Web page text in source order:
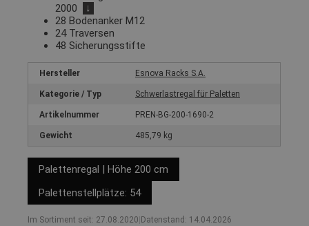
2000
↓
28 Bodenanker M12
24 Traversen
48 Sicherungsstifte
Hersteller Esnova Racks S.A.
Kategorie / Typ Schwerlastregal für Paletten
Artikelnummer PREN-BG-200-1690-2
Gewicht 485,79 kg
Palettenregal | Höhe 200 cm
Palettenstellplätze: 54
Im Sortiment seit: 27.08.2020 Datenstand: 14.04.2026